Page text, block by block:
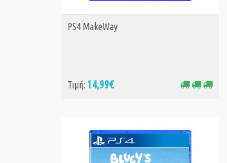
ΑΓΟΡΑ
PS4 MakeWay
Τιμή: 14,99€